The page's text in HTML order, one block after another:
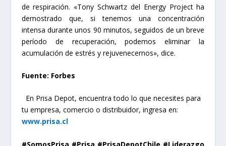
de respiración. «Tony Schwartz del Energy Project ha
demostrado que, si tenemos una concentración
intensa durante unos 90 minutos, seguidos de un breve
período de recuperación, podemos eliminar la
acumulación de estrés y rejuvenecernos», dice.
Fuente: Forbes
En Prisa Depot, encuentra todo lo que necesites para
tu empresa, comercio o distribuidor, ingresa en:
www.prisa.cl